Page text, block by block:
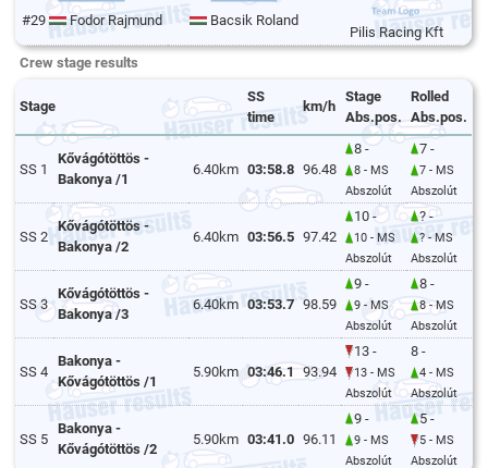
#29 Fodor Rajmund Bacsik Roland
Pilis Racing Kft
Crew stage results
Stage
SS
time
km/h
Stage
Abs.pos.
Rolled
Abs.pos.
SS 1
Kővágótöttös -
Bakonya /1
6.40km 03:58.8 96.48
8 -
8 - MS
Abszolút
7 -
7 - MS
Abszolút
SS 2
Kővágótöttös -
Bakonya /2
6.40km 03:56.5 97.42
10 -
10 - MS
Abszolút
? -
? - MS
Abszolút
SS 3
Kővágótöttös -
Bakonya /3
6.40km 03:53.7 98.59
9 -
9 - MS
Abszolút
8 -
8 - MS
Abszolút
SS 4
Bakonya -
Kővágótöttös /1
5.90km 03:46.1 93.94
13 -
13 - MS
Abszolút
8 -
4 - MS
Abszolút
SS 5
Bakonya -
Kővágótöttös /2
5.90km 03:41.0 96.11
9 -
9 - MS
Abszolút
5 -
5 - MS
Abszolút